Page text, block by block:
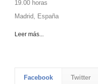
19.00 horas
Madrid, España
Leer más...
Facebook Twitter